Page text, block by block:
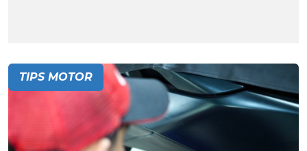
TIPS MOTOR